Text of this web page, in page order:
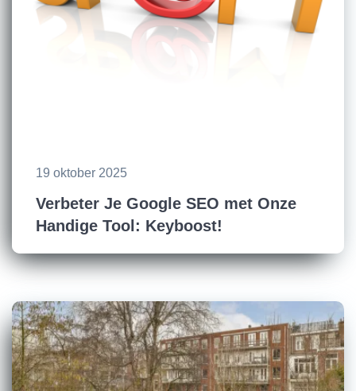
19 oktober 2025
Verbeter Je Google SEO met Onze
Handige Tool: Keyboost!